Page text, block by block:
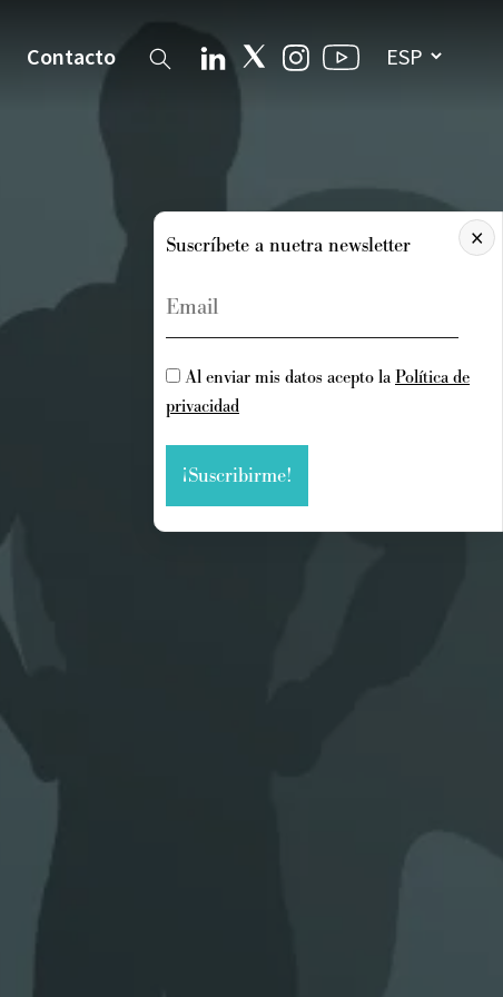
Contacto
×
Suscríbete a nuetra newsletter
Al enviar mis datos acepto la Política de
privacidad